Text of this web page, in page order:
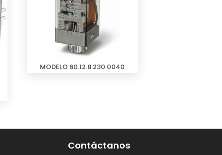
MODELO 60.12.8.230.0040
Contáctanos